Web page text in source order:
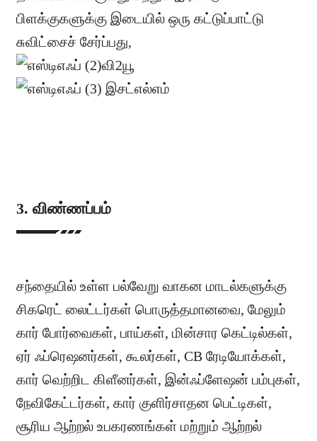
பிளக்குகளுக்கு இடையில் ஒரு கட்டுப்பாட்டு
சுவிட்சைச் சேர்ப்பது,
3. விண்ணப்பம்
சந்தையில் உள்ள பல்வேறு வாகன மாடல்களுக்கு
சிகரெட் லைட்டர்கள் பொருத்தமானவை, மேலும்
கார் போர்வைகள், பாய்கள், மின்சார கெட்டில்கள்,
ஏர் ஃப்ரெஷனர்கள், கூலர்கள், CB ரேடியோக்கள்,
கார் வெற்றிட கிளீனர்கள், இன்ஃப்ளேஷன் பம்புகள்,
நேவிகேட்டர்கள், கார் குளிர்சாதன பெட்டிகள்,
சூரிய ஆற்றல் உபகரணங்கள் மற்றும் ஆற்றல்